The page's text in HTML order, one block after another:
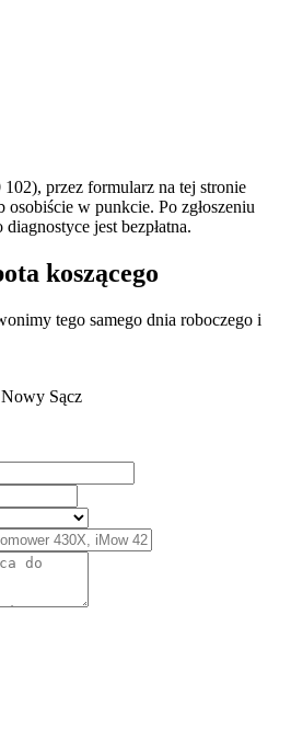
przez formularz na tej stronie
w punkcie. Po zgłoszeniu
jest bezpłatna.
koszącego
tego samego dnia roboczego i
Sącz